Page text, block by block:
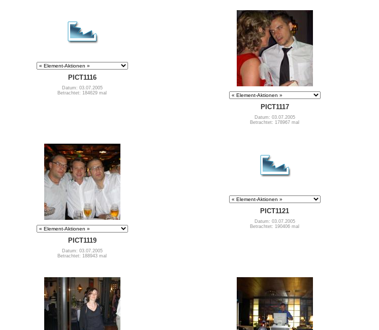
PICT1116
Datum: 03.07.2005
Betrachtet: 184629 mal
PICT1117
Datum: 03.07.2005
Betrachtet: 178967 mal
PICT1119
Datum: 03.07.2005
Betrachtet: 188943 mal
PICT1121
Datum: 03.07.2005
Betrachtet: 190406 mal